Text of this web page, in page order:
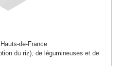
de-France
du riz), de légumineuses et de